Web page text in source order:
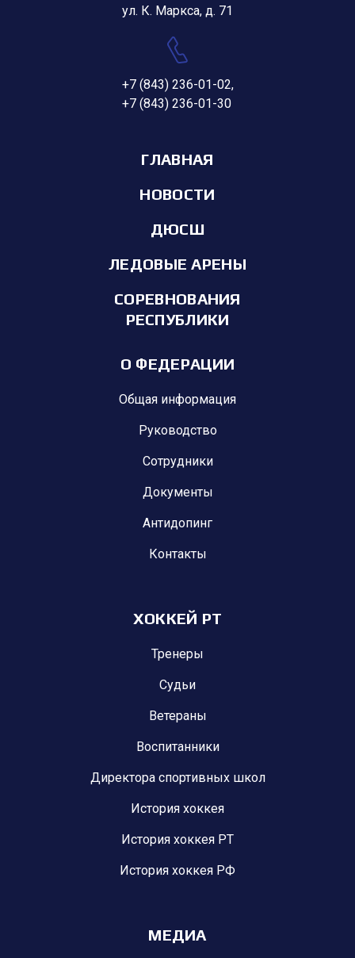
ул. К. Маркса, д. 71
+7 (843) 236-01-02,
+7 (843) 236-01-30
ГЛАВНАЯ
НОВОСТИ
ДЮСШ
ЛЕДОВЫЕ АРЕНЫ
СОРЕВНОВАНИЯ
РЕСПУБЛИКИ
О ФЕДЕРАЦИИ
Общая информация
Руководство
Сотрудники
Документы
Антидопинг
Контакты
ХОККЕЙ РТ
Тренеры
Судьи
Ветераны
Воспитанники
Директора спортивных школ
История хоккея
История хоккея РТ
История хоккея РФ
МЕДИА